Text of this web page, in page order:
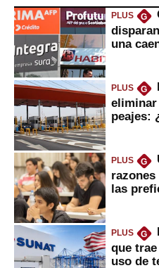
PLUS G
una
PLUS G
eliminar
peajes:
PLUS G
las
PLUS G
que
uso de